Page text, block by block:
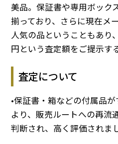
美品。保証書や専用ボック
揃っており、さらに現在メ
人気の品ということもあり
円という査定額をご提示す
査定について
•保証書・箱などの付属品
より、販売ルートへの再流
判断され、高く評価されま